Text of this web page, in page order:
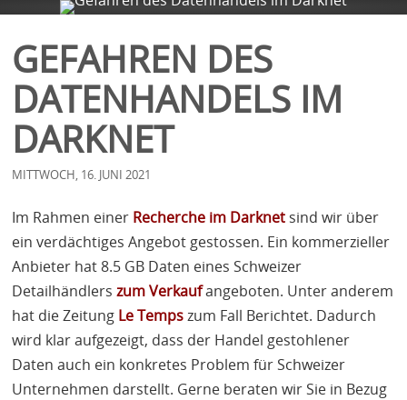
GEFAHREN DES
DATENHANDELS IM
DARKNET
MITTWOCH, 16. JUNI 2021
Im Rahmen einer Recherche im Darknet sind wir über
ein verdächtiges Angebot gestossen. Ein kommerzieller
Anbieter hat 8.5 GB Daten eines Schweizer
Detailhändlerszum Verkaufangeboten. Unter anderem
hat die Zeitung Le Tempszum Fall Berichtet. Dadurch
wird klar aufgezeigt, dass der Handel gestohlener
Daten auch ein konkretes Problem für Schweizer
Unternehmen darstellt. Gerne beraten wir Sie in Bezug